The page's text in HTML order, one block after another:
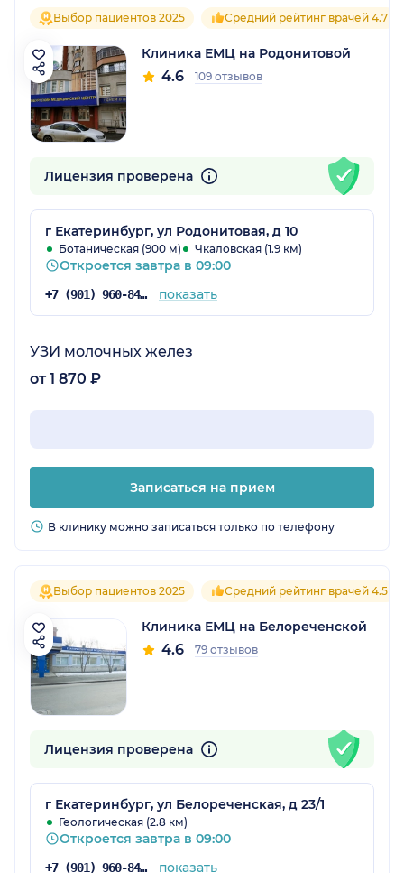
Выбор пациентов 2025 Средний рейтинг врачей 4.7
Клиника ЕМЦ на Родонитовой
4.6 109 отзывов
Лицензия проверена
г Екатеринбург, ул Родонитовая, д 10
Ботаническая (900 м) Чкаловская (1.9 км)
Откроется завтра в 09:00
+7 (901) 960-84-27 показать
УЗИ молочных желез
от 1 870 ₽
Записаться на прием
В клинику можно записаться только по телефону
Выбор пациентов 2025 Средний рейтинг врачей 4.5
Клиника ЕМЦ на Белореченской
4.6 79 отзывов
Лицензия проверена
г Екатеринбург, ул Белореченская, д 23/1
Геологическая (2.8 км)
Откроется завтра в 09:00
+7 (901) 960-84-27 показать